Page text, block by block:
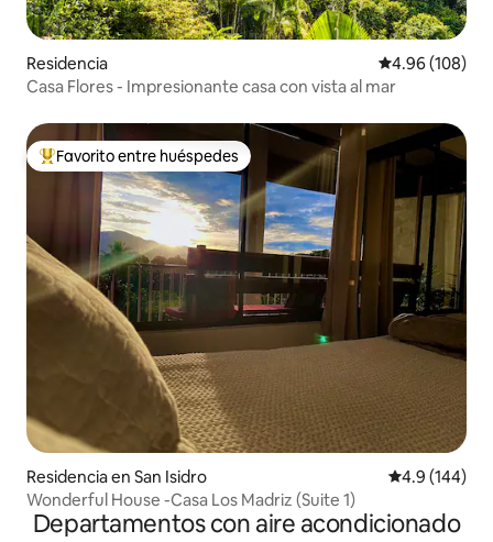
Residencia Calificación
4.96 (108)
Casa Flores - Impresionante casa con vista al mar
De los mejores en Favorito entre huéspedes
Favorito entre huéspedes
Residencia en San Isidro Calificación
4.9 (144)
Wonderful House -Casa Los Madriz (Suite 1)
Departamentos con aire acondicionado